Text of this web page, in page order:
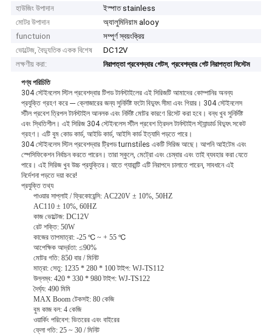
হাউজিং উপাদান
ইস্পাত stainless
মোটর উপাদান
অ্যালুমিনিয়াম alooy
functuion
সম্পূর্ণ স্বয়ংক্রিয়
ভোল্টেজ, বৈদ্যুতিক একক বিশেষ
DC12V
লক্ষণীয় করা:
নিরাপত্তা প্রবেশদ্বার গেটস,প্রবেশদ্বার গেট নিরাপত্তা সিস্টেম
পণ্য পরিচিতি
304 স্টেইনলেস স্টিল প্রবেশদ্বার টিপড টার্নস্টাইলের এই সিরিজটি আমাদের কোম্পানির অনন্য
প্রযুক্তি গ্রহণ করে --- ক্লোজারের জন্য সুনির্দিষ্ট ফটো বিদ্যুৎ সীমা এবং গিয়ার। 304 স্টেইনলেস
স্টীল প্রবেশ ত্রিপল টার্নস্টাইল আনলক এবং নির্দিষ্ট মোটর কারণে রিসেট করা হবে। বন্ধ খুব সুনির্দিষ্ট
এবং স্থিতিশীল। এই সিরিজ 304 স্টেইনলেস স্টীল প্রবেশ ত্রিদল টার্নস্টাইল স্ট্যান্ডার্ড বিদ্যুৎ সকেট
গ্রহণ। এটি বুম কোড কার্ড, আইডি কার্ড, আইসি কার্ড ইত্যাদি পড়তে পারে।
304 স্টেইনলেস স্টিল প্রবেশদ্বার ট্রিপড turnstiles একটি সিরিজ আছে। আপনি আইটেম এবং
স্পেসিফিকেশন নির্বাচন করতে পারেন। তারা স্কুলে, মেট্রো এবং চেম্বার এবং তাই ব্যবহার করা যেতে
পারে। এই সিরিজ খুব উচ্চ প্রযুক্তির। যাতে গ্যারান্টি এটি নিরাপদে চালাতে পারেন, সাবধানে এই
নির্দেশনা পড়তে দয়া করে!
প্রযুক্তি তথ্য
পাওয়ার সাপ্লাই / ফ্রিকোয়েন্সি: AC220V ± 10%, 50HZ
AC110 ± 10%, 60HZ
কাজ ভোল্টেজ: DC12V
রেট শক্তি: 50W
কাজের তাপমাত্রা: -25 ℃ ~ + 55 ℃
আপেক্ষিক আর্দ্রতা: ≤90%
মোটর গতি: 850 বার / মিনিট
মাত্রা: সেতু: 1235 * 280 * 100 টাইপ: WJ-TS112
উল্লম্ব: 420 * 330 * 980 টাইপ: WJ-TS122
দৈর্ঘ্য: 490 মিমি
MAX Boom টেকসই: 80 কেজি
বুম কাজ বল: 4 কেজি
ওয়ার্কিং পরিবেশ: ভিতরের এবং বাইরের
ফ্লো গতি: 25 ~ 30 / মিনিট